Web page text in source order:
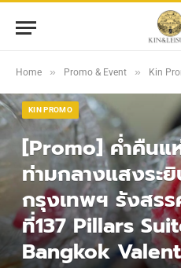
Home » Promo & Event » Kin
KIN PROMO
[Promo] ค่ำคืนแ
ท่ามกลางแสงระ
กรุงเทพฯ รังสร
ที่137 Pillars
Bangkok